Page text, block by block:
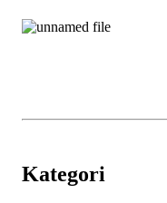
Kategori